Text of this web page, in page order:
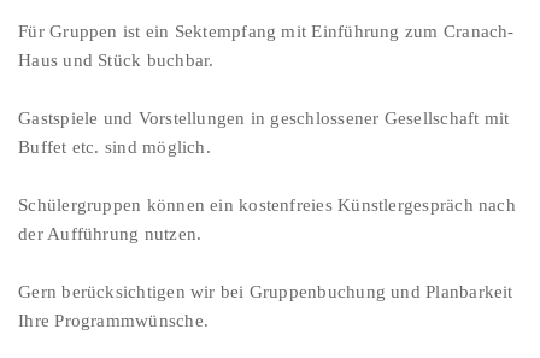
Für Gruppen ist ein Sektempfang mit Einführung zum Cranach-
Haus und Stück buchbar.
Gastspiele und Vorstellungen in geschlossener Gesellschaft mit
Buffet etc. sind möglich.
Schülergruppen können ein kostenfreies Künstlergespräch nach
der Aufführung nutzen.
Gern berücksichtigen wir bei Gruppenbuchung und Planbarkeit
Ihre Programmwünsche.